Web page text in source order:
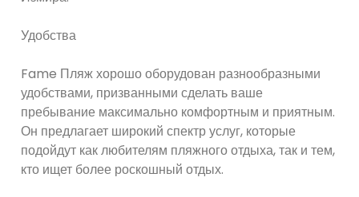
Удобства
Fame Пляж хорошо оборудован разнообразными
удобствами, призванными сделать ваше
пребывание максимально комфортным и приятным.
Он предлагает широкий спектр услуг, которые
подойдут как любителям пляжного отдыха, так и тем,
кто ищет более роскошный отдых.